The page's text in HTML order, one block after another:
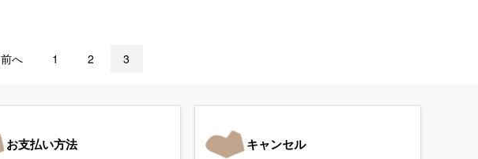
前へ 1 2 3
お支払い方法 キャンセル